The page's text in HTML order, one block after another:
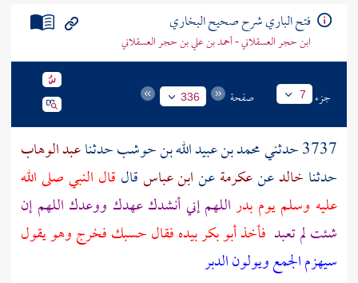
فتح الباري شرح صحيح البخاري
ابن حجر العسقلاني - أحمد بن علي بن حجر العسقلاني
جزء 7 صفحة 336
3737 حدثني محمد بن عبيد الله بن حوشبحدثناعبد الوهاب
حدثنا خالدعنعكرمةعنابن عباسقال قال النبي صلى الله
عليه وسلم يوم بدراللهم إني أنشدك عهدك ووعدك اللهم إن
شئت لم تعبد فأخذأبو بكربيده فقال حسبك فخرج وهو يقول
سيهزم الجمع ويولون الدبر